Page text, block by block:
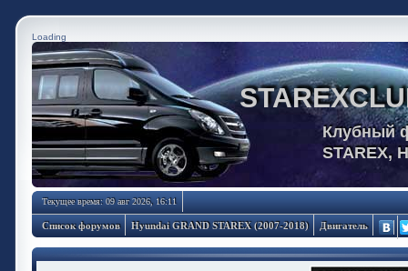
Loading
Клубный
STAREX,
Текущее время: 09 авг 2026, 16:11
Список форумов Hyundai GRAND STAREX (2007-2018) Двигатель